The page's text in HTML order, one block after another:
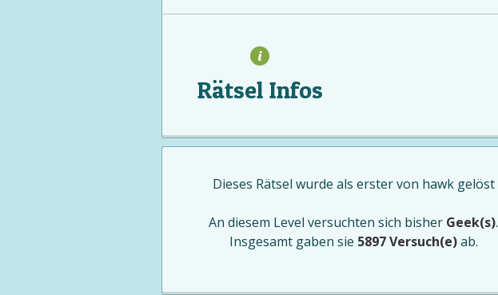
Rätsel Infos
Dieses Rätsel wurde als erster von hawkgelöst
An diesem Level versuchten sich bisher Geek(s).
Insgesamt gaben sie 5897 Versuch(e)ab.